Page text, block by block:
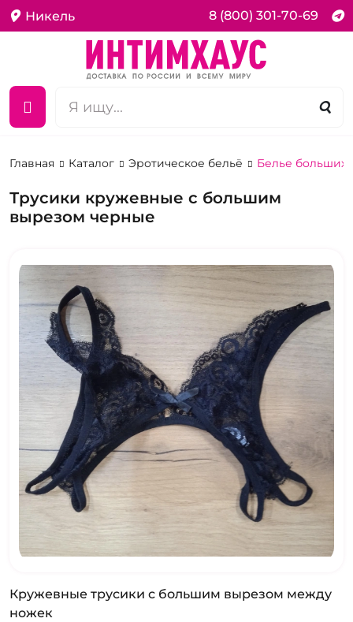
Никель 8 (800) 301-70-69
Главная Каталог Эротическое бельё Белье больших
Трусики кружевные с большим
вырезом черные
Кружевные трусики с большим вырезом между
ножек